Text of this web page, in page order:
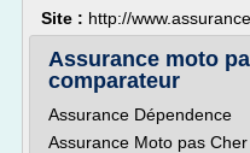
Site : http://
Assurance moto
comparateur
Assurance Dépendence
Assurance Moto pas Cher